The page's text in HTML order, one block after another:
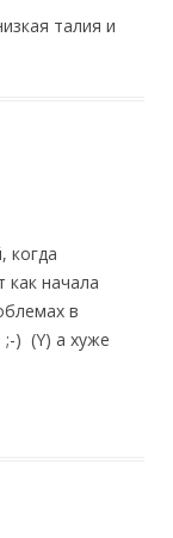
талия и
когда
начала
в
;-) (Y) а хуже